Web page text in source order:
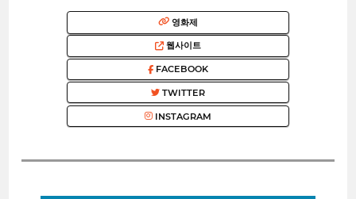
영화제
웹사이트
FACEBOOK
TWITTER
INSTAGRAM